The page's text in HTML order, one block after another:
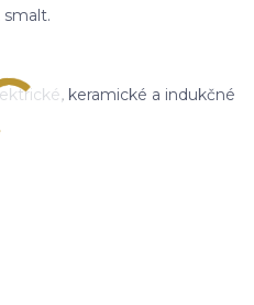
smalt.
keramické a indukčné